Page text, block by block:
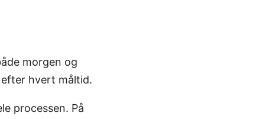
morgen og
hvert måltid.
processen. På